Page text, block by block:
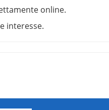
online.
interesse.